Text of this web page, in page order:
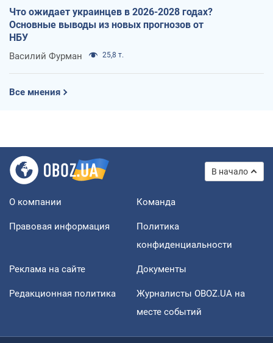
Что ожидает украинцев в 2026-2028 годах?
Основные выводы из новых прогнозов от
НБУ
Василий Фурман 25,8 т.
Все мнения
В начало
О компании Команда
Правовая информация
Политика
конфиденциальности
Реклама на сайте Документы
Редакционная политика
Журналисты OBOZ.UA на
месте событий